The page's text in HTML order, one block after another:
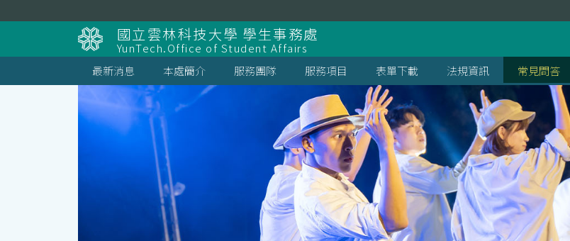
到
主
要
內
容
塊
國立雲林科技大學 學生事務處
YunTech.Office of Student Affairs
最新消息
本處簡介 服務團隊 服務項目 表單下載 法規資訊 常見問答